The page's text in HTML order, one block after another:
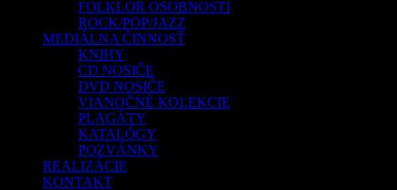
FOLKLÓR OSOBNOSTI
ROCK/POP/JAZZ
MEDIÁLNA ČINNOSŤ
KNIHY
CD NOSIČE
DVD NOSIČE
VIANOČNÉ KOLEKCIE
PLAGÁTY
KATALÓGY
POZVÁNKY
REALIZÁCIE
KONTAKT